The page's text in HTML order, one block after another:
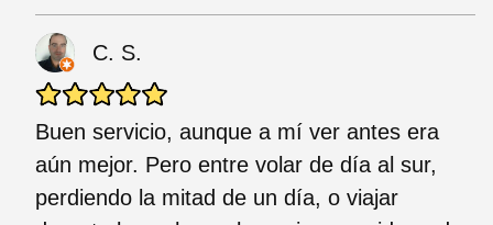
C. S.
Buen servicio, aunque a mí ver antes era
aún mejor. Pero entre volar de día al sur,
perdiendo la mitad de un día, o viajar